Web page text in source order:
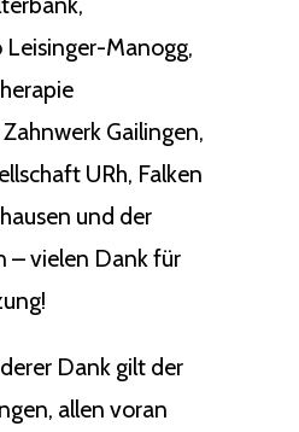
Manogg,
Gailingen,
URh, Falken
und der
– vielen Dank für
Dank gilt der
allen voran